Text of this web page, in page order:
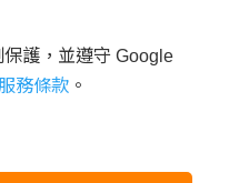
護，並遵守 Google
服務條款 。